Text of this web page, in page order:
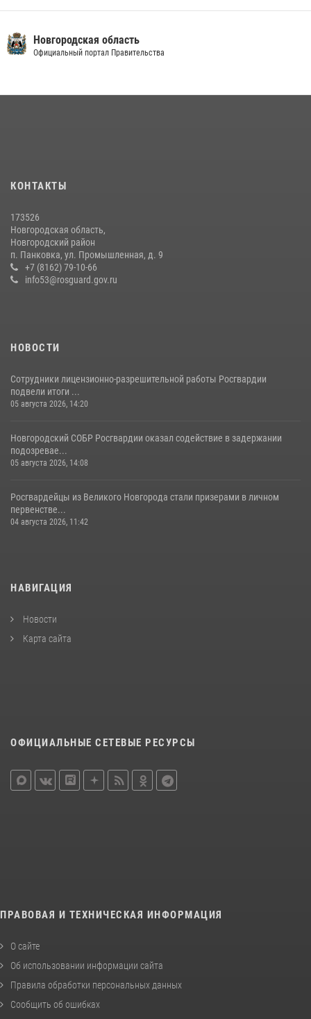
08 июля 2026, 13:48 3
медицине
подвел итоги служебной деятельности сотрудников
вневедомственной охраны за первое полугодие 2026 года
22 июля 2026, 12:33 6
Новгородская область
Официальный портал Правительства
КОНТАКТЫ
173526
Новгородская область,
Новгородский район
п. Панковка, ул. Промышленная, д. 9
+7 (8162) 79-10-66
info53@rosguard.gov.ru
НОВОСТИ
Сотрудники лицензионно-разрешительной работы Росгвардии
подвели итоги ...
05 августа 2026, 14:20
Новгородский СОБР Росгвардии оказал содействие в задержании
подозревае...
05 августа 2026, 14:08
Росгвардейцы из Великого Новгорода стали призерами в личном
первенстве...
04 августа 2026, 11:42
НАВИГАЦИЯ
Новости
Карта сайта
ОФИЦИАЛЬНЫЕ СЕТЕВЫЕ РЕСУРСЫ
ПРАВОВАЯ И ТЕХНИЧЕСКАЯ ИНФОРМАЦИЯ
О сайте
Об использовании информации сайта
Правила обработки персональных данных
Сообщить об ошибках